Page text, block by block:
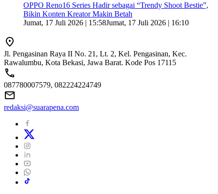
OPPO Reno16 Series Hadir sebagai “Trendy Shoot Bestie”,
Bikin Konten Kreator Makin Betah
Jumat, 17 Juli 2026 | 15:58Jumat, 17 Juli 2026 | 16:10
Jl. Pengasinan Raya II No. 21, Lt. 2, Kel. Pengasinan, Kec.
Rawalumbu, Kota Bekasi, Jawa Barat. Kode Pos 17115
087780007579, 082224224749
redaksi@suarapena.com